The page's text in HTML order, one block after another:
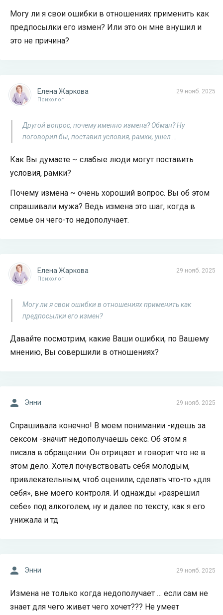
Могу ли я свои ошибки в отношениях применить как
предпосылки его измен? Или это он мне внушил и
это не причина?
29 нояб. 2025
Елена Жаркова
Психолог
Другой вопрос, почему именно измена? Обман? Ну
поговорил бы, поставил условия, рамки, ушел …
Как Вы думаете ~ слабые люди могут поставить
условия, рамки?
Почему измена ~ очень хороший вопрос. Вы об этом
спрашивали мужа? Ведь измена это шаг, когда в
семье он чего-то недополучает.
29 нояб. 2025
Елена Жаркова
Психолог
Могу ли я свои ошибки в отношениях применить как
предпосылки его измен?
Давайте посмотрим, какие Ваши ошибки, по Вашему
мнению, Вы совершили в отношениях?
29 нояб. 2025
Энни
Спрашивала конечно! В моем понимании -идешь за
сексом -значит недополучаешь секс. Об этом я
писала в обращении. Он отрицает и говорит что не в
этом дело. Хотел почувствовать себя молодым,
привлекательным, чтоб оценили, сделать что-то «для
себя», вне моего контроля. И однажды «разрешил
себе» под алкоголем, ну и далее по тексту, как я его
унижала и тд
29 нояб. 2025
Энни
Измена не только когда недополучает … если сам не
знает для чего живет чего хочет??? Не умеет